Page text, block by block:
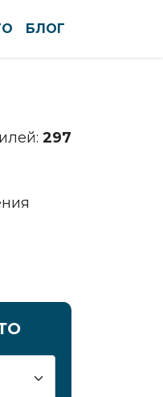
БЛОГ
297